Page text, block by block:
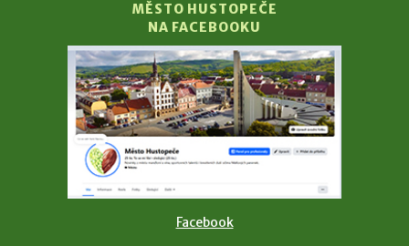
MĚSTO HUSTOPEČE
NA FACEBOOKU
Facebook